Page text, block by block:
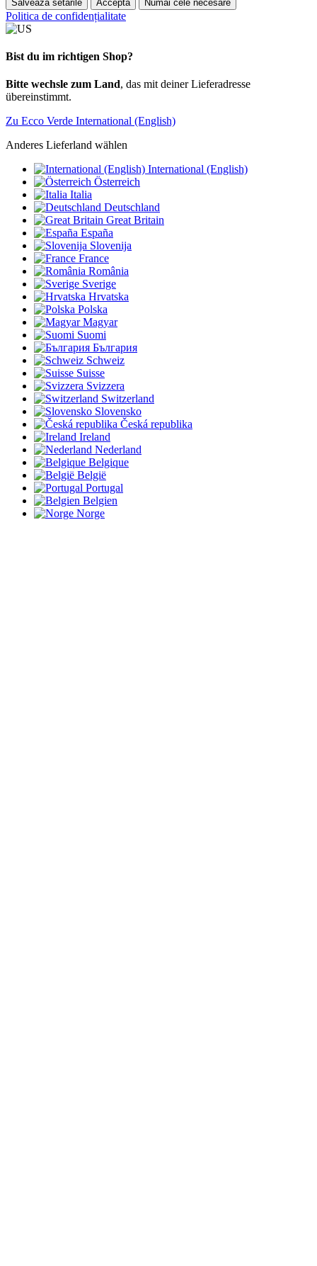
Salvează setările Acceptă Numai cele necesare
Politica de confidențialitate
Bist du im richtigen Shop?
Bitte wechsle zum Land, das mit deiner Lieferadresse
übereinstimmt.
Zu Ecco Verde International (English)
Anderes Lieferland wählen
International (English)
Österreich
Italia
Deutschland
Great Britain
España
Slovenija
France
România
Sverige
Hrvatska
Polska
Magyar
Suomi
България
Schweiz
Suisse
Svizzera
Switzerland
Slovensko
Česká republika
Ireland
Nederland
Belgique
België
Portugal
Belgien
Norge